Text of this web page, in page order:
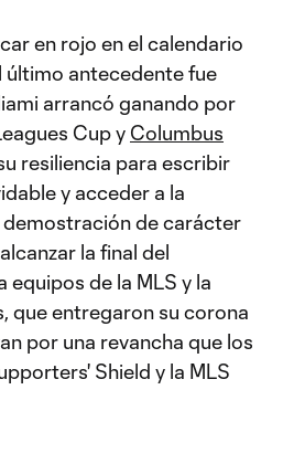
en rojo en el calendario
antecedente fue
arrancó ganando por
Cup y Columbus
resiliencia para escribir
y acceder a la
demostración de carácter
la final del
equipos de la MLS y la
que entregaron su corona
por una revancha que los
Shield y la MLS